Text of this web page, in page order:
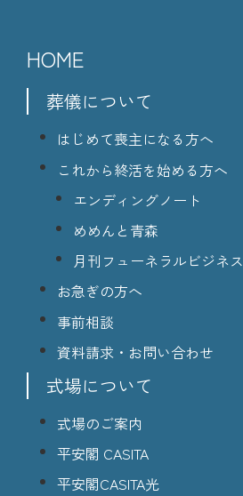
HOME
葬儀について
はじめて喪主になる方へ
これから終活を始める方へ
エンディングノート
めめんと青森
月刊フューネラルビジネス
お急ぎの方へ
事前相談
資料請求・お問い合わせ
式場について
式場のご案内
平安閣 CASITA
平安閣CASITA光